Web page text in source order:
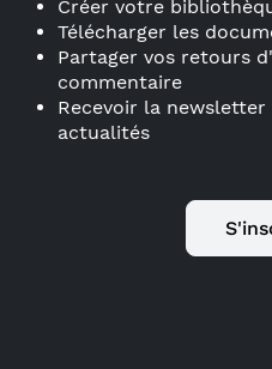
Créer votre
Télécharger les
Partager vos retours
commentaire
Recevoir la
actualités